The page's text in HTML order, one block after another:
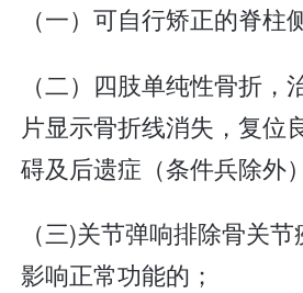
（一）可自行矫正的脊柱
（二）四肢单纯性骨折，
片显示骨折线消失，复位
碍及后遗症（条件兵除外
（三)关节弹响排除骨关
影响正常功能的；